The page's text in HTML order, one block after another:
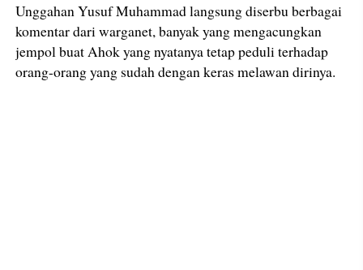
Unggahan Yusuf Muhammad langsung diserbu berbagai
komentar dari warganet, banyak yang mengacungkan
jempol buat Ahok yang nyatanya tetap peduli terhadap
orang-orang yang sudah dengan keras melawan dirinya.